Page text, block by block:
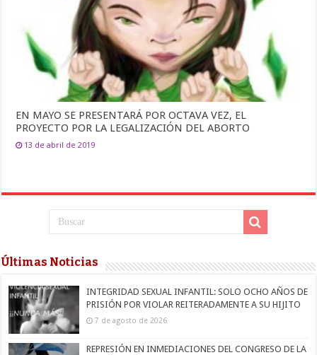
EN MAYO SE PRESENTARÁ POR OCTAVA VEZ, EL
PROYECTO POR LA LEGALIZACIÓN DEL ABORTO
13 de abril de 2019
Últimas Noticias
INTEGRIDAD SEXUAL INFANTIL: SOLO OCHO AÑOS DE
PRISIÓN POR VIOLAR REITERADAMENTE A SU HIJITO
7 de agosto de 2026
REPRESIÓN EN INMEDIACIONES DEL CONGRESO DE LA